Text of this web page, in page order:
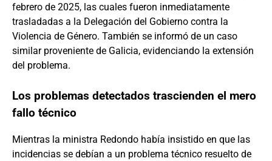
febrero de 2025, las cuales fueron inmediatamente
trasladadas a la Delegación del Gobierno contra la
Violencia de Género. También se informó de un caso
similar proveniente de Galicia, evidenciando la extensión
del problema.
Los problemas detectados trascienden el mero
fallo técnico
Mientras la ministra Redondo había insistido en que las
incidencias se debían a un problema técnico resuelto de